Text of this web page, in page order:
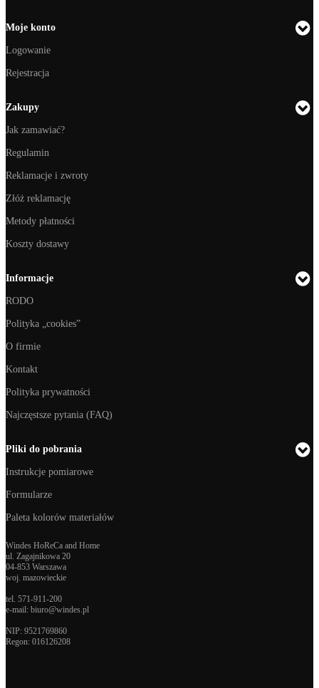
Moje konto
Logowanie
Rejestracja
Zakupy
Jak zamawiać?
Regulamin
Reklamacje i zwroty
Złóż reklamację
Metody płatności
Koszty dostawy
Informacje
RODO
Polityka „cookies”
O firmie
Kontakt
Polityka prywatności
Najczęstsze pytania (FAQ)
Pliki do pobrania
Instrukcje pomiarowe
Formularze
Paleta kolorów materiałów
Windes HoReCa and Home
ul. Zagajnikowa 20
04-853 Warszawa
woj. mazowieckie
tel. 571-911-200
e-mail: biuro@windes.pl
NIP: 9521769860
Regon: 016126208